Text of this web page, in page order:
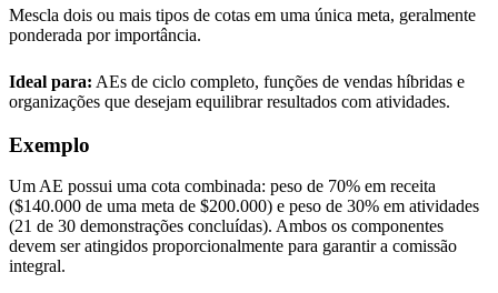
Mescla dois ou mais tipos de cotas em uma única meta, geralmente
ponderada por importância.
Ideal para: AEs de ciclo completo, funções de vendas híbridas e
organizações que desejam equilibrar resultados com atividades.
Exemplo
Um AE possui uma cota combinada: peso de 70% em receita
($140.000 de uma meta de $200.000) e peso de 30% em atividades
(21 de 30 demonstrações concluídas). Ambos os componentes
devem ser atingidos proporcionalmente para garantir a comissão
integral.